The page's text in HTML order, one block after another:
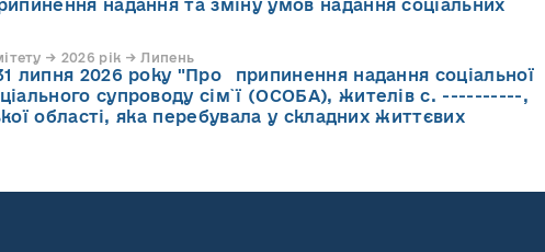
надання та зміну умов надання соціальних
→ 2026 рік → Липень
липня 2026 року "Про припинення надання соціальної
супроводу cім`ї (ОСОБА), жителів с. ----------,
області, яка перебувала у складних життєвих